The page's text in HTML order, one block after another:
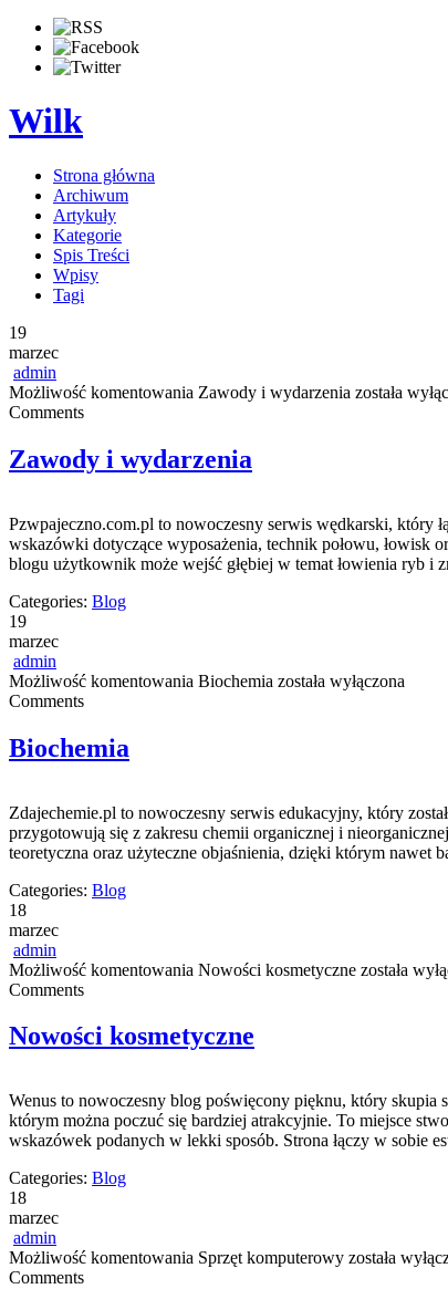
Wilk
Strona główna
Archiwum
Artykuły
Kategorie
Spis Treści
Wpisy
Tagi
19
marzec
admin
Możliwość komentowania Zawody i wydarzenia została
Comments
Zawody i wydarzenia
Pzwpajeczno.com.pl to nowoczesny serwis wędkarski, który
wskazówki dotyczące wyposażenia, technik połowu, łowisk
blogu użytkownik może wejść głębiej w temat łowienia ryb
Categories: Blog
19
marzec
admin
Możliwość komentowania Biochemia została wyłączona
Comments
Biochemia
Zdajechemie.pl to nowoczesny serwis edukacyjny, który
przygotowują się z zakresu chemii organicznej i
teoretyczna oraz użyteczne objaśnienia, dzięki którym nawet
Categories: Blog
18
marzec
admin
Możliwość komentowania Nowości kosmetyczne została
Comments
Nowości kosmetyczne
Wenus to nowoczesny blog poświęcony pięknu, który skupia
którym można poczuć się bardziej atrakcyjnie. To miejsce
wskazówek podanych w lekki sposób. Strona łączy w sobie
Categories: Blog
18
marzec
admin
Możliwość komentowania Sprzęt komputerowy została
Comments